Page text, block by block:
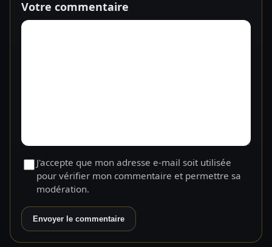
Votre commentaire
J'accepte que mon adresse e-mail soit utilisée
pour vérifier mon commentaire et permettre sa
modération.
Envoyer le commentaire